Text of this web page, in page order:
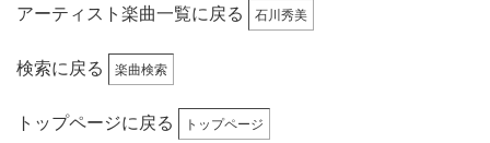
アーティスト楽曲一覧に戻る
石川秀美
検索に戻る 楽曲検索
トップページに戻る トップページ